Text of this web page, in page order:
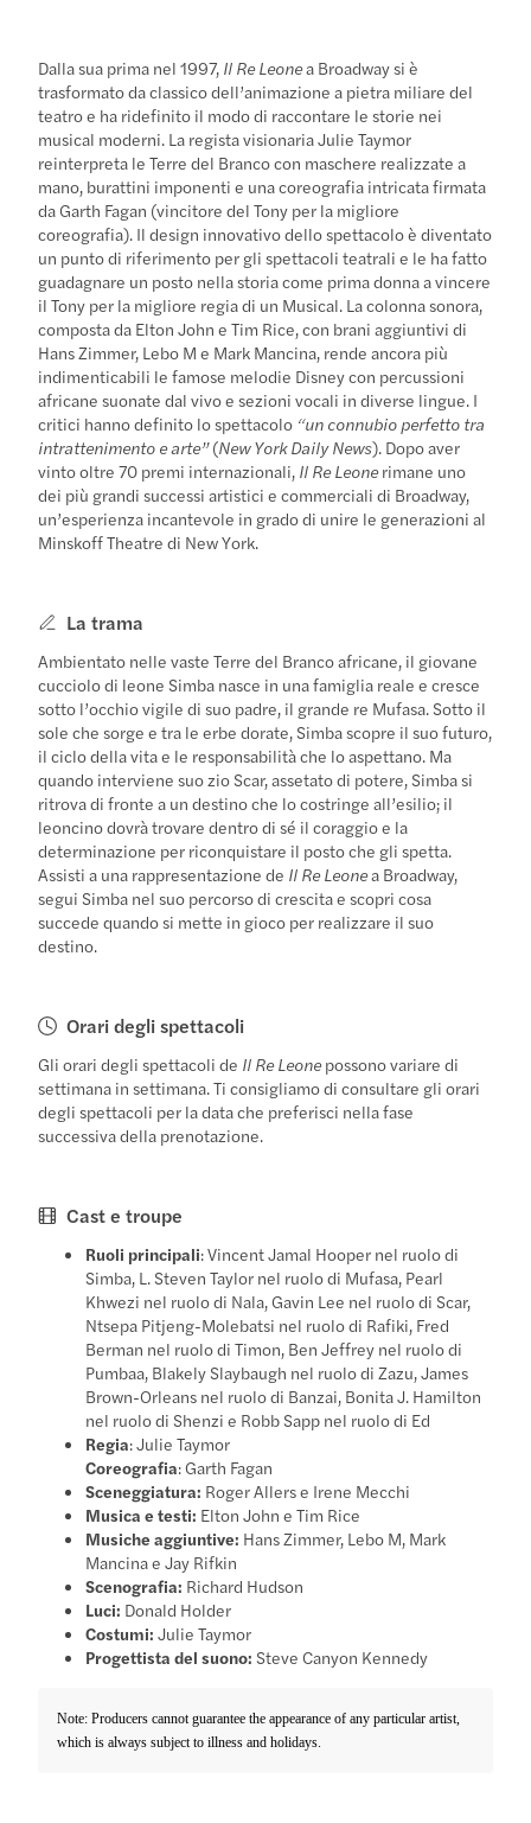
Dalla sua prima nel 1997, Il Re Leonea Broadway si è
trasformato da classico dell’animazione a pietra miliare del
teatro e ha ridefinito il modo di raccontare le storie nei
musical moderni. La regista visionaria Julie Taymor
reinterpreta le Terre del Branco con maschere realizzate a
mano, burattini imponenti e una coreografia intricata firmata
da Garth Fagan (vincitore del Tony per la migliore
coreografia). Il design innovativo dello spettacolo è diventato
un punto di riferimento per gli spettacoli teatrali e le ha fatto
guadagnare un posto nella storia come prima donna a vincere
il Tony per la migliore regia di un Musical. La colonna sonora,
composta da Elton John e Tim Rice, con brani aggiuntivi di
Hans Zimmer, Lebo M e Mark Mancina, rende ancora più
indimenticabili le famose melodie Disney con percussioni
africane suonate dal vivo e sezioni vocali in diverse lingue. I
critici hanno definito lo spettacolo “un connubio perfetto tra
intrattenimento e arte”(New York Daily News). Dopo aver
vinto oltre 70 premi internazionali, Il Re Leonerimane uno
dei più grandi successi artistici e commerciali di Broadway,
un’esperienza incantevole in grado di unire le generazioni al
Minskoff Theatre di New York.
La trama
Ambientato nelle vaste Terre del Branco africane, il giovane
cucciolo di leone Simba nasce in una famiglia reale e cresce
sotto l’occhio vigile di suo padre, il grande re Mufasa. Sotto il
sole che sorge e tra le erbe dorate, Simba scopre il suo futuro,
il ciclo della vita e le responsabilità che lo aspettano. Ma
quando interviene suo zio Scar, assetato di potere, Simba si
ritrova di fronte a un destino che lo costringe all’esilio; il
leoncino dovrà trovare dentro di sé il coraggio e la
determinazione per riconquistare il posto che gli spetta.
Assisti a una rappresentazione de Il Re Leonea Broadway,
segui Simba nel suo percorso di crescita e scopri cosa
succede quando si mette in gioco per realizzare il suo
destino.
Orari degli spettacoli
Gli orari degli spettacoli de Il Re Leonepossono variare di
settimana in settimana. Ti consigliamo di consultare gli orari
degli spettacoli per la data che preferisci nella fase
successiva della prenotazione.
Cast e troupe
Ruoli principali: Vincent Jamal Hooper nel ruolo di
Simba, L. Steven Taylor nel ruolo di Mufasa, Pearl
Khwezi nel ruolo di Nala, Gavin Lee nel ruolo di Scar,
Ntsepa Pitjeng-Molebatsi nel ruolo di Rafiki, Fred
Berman nel ruolo di Timon, Ben Jeffrey nel ruolo di
Pumbaa, Blakely Slaybaugh nel ruolo di Zazu, James
Brown-Orleans nel ruolo di Banzai, Bonita J. Hamilton
nel ruolo di Shenzi e Robb Sapp nel ruolo di Ed
Regia: Julie Taymor
Coreografia: Garth Fagan
Sceneggiatura: Roger Allers e Irene Mecchi
Musica e testi: Elton John e Tim Rice
Musiche aggiuntive: Hans Zimmer, Lebo M, Mark
Mancina e Jay Rifkin
Scenografia: Richard Hudson
Luci: Donald Holder
Costumi: Julie Taymor
Progettista del suono: Steve Canyon Kennedy
Note: Producers cannot guarantee the appearance of any particular artist,
which is always subject to illness and holidays.